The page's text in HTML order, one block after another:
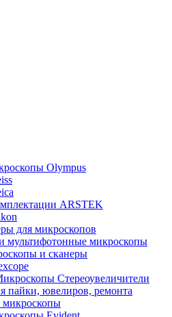
Olympus
ARSTEK
для микроскопов
мультифотонные микроскопы
и сканеры
Стереоувеличители
пайки, ювелиров, ремонта
микроскопы